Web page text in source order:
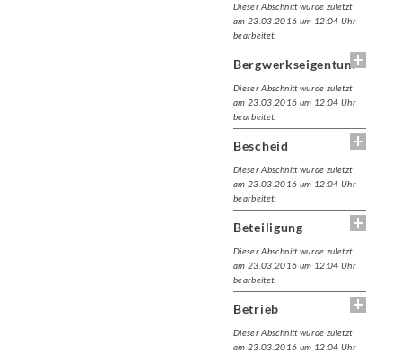
Dieser Abschnitt wurde zuletzt
am 23.03.2016 um 12:04 Uhr
bearbeitet.
Bergwerkseigentum
Dieser Abschnitt wurde zuletzt
am 23.03.2016 um 12:04 Uhr
bearbeitet.
Bescheid
Dieser Abschnitt wurde zuletzt
am 23.03.2016 um 12:04 Uhr
bearbeitet.
Beteiligung
Dieser Abschnitt wurde zuletzt
am 23.03.2016 um 12:04 Uhr
bearbeitet.
Betrieb
Dieser Abschnitt wurde zuletzt
am 23.03.2016 um 12:04 Uhr